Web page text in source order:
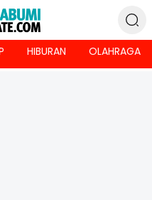
HIBURAN OLAHRAGA